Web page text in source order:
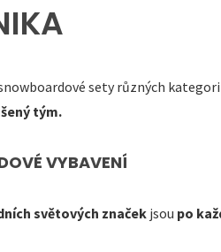
sety různých
tým.
VYBAVENÍ
světových značekjsou po